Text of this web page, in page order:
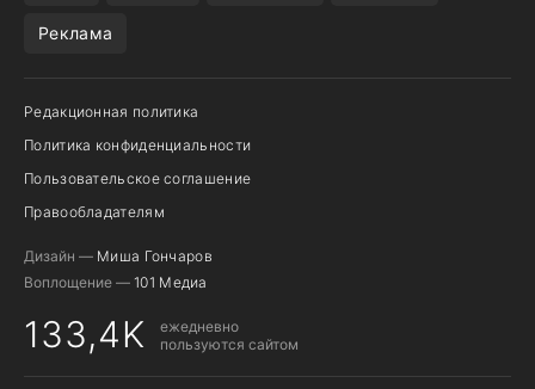
Реклама
Редакционная политика
Политика конфиденциальности
Пользовательское соглашение
Правообладателям
Дизайн — Миша Гончаров
Воплощение — 101 Медиа
133,4K
ежедневно
пользуются сайтом